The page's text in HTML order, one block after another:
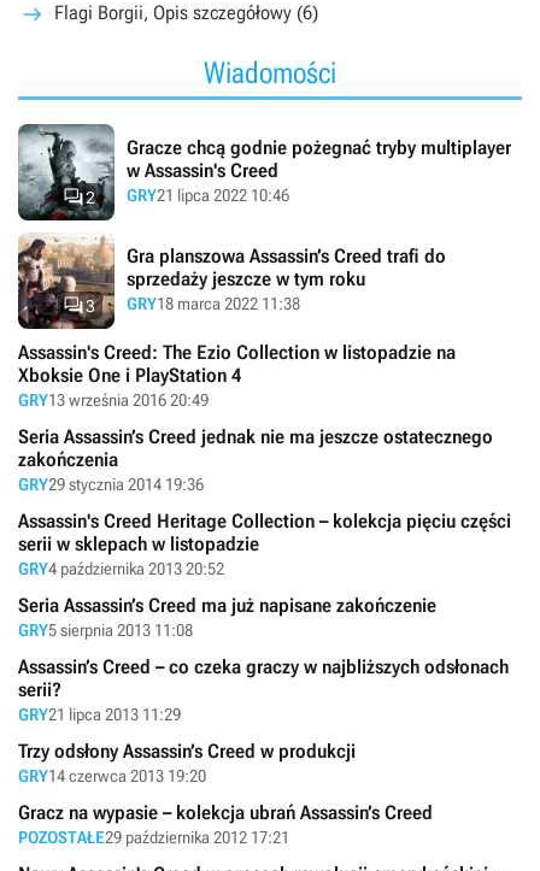
Flagi Borgii, Opis szczegółowy (6)
Wiadomości
2
Gracze chcą godnie pożegnać tryby multiplayer
w Assassin's Creed
GRY21 lipca 2022 10:46
3
Gra planszowa Assassin’s Creed trafi do
sprzedaży jeszcze w tym roku
GRY18 marca 2022 11:38
Assassin's Creed: The Ezio Collection w listopadzie na
Xboksie One i PlayStation 4
GRY13 września 2016 20:49
Seria Assassin’s Creed jednak nie ma jeszcze ostatecznego
zakończenia
GRY29 stycznia 2014 19:36
Assassin's Creed Heritage Collection – kolekcja pięciu części
serii w sklepach w listopadzie
GRY4 października 2013 20:52
Seria Assassin’s Creed ma już napisane zakończenie
GRY5 sierpnia 2013 11:08
Assassin’s Creed – co czeka graczy w najbliższych odsłonach
serii?
GRY21 lipca 2013 11:29
Trzy odsłony Assassin’s Creed w produkcji
GRY14 czerwca 2013 19:20
Gracz na wypasie – kolekcja ubrań Assassin’s Creed
POZOSTAŁE29 października 2012 17:21